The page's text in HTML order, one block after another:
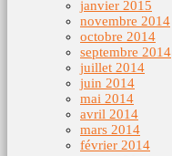
janvier 2015
novembre 2014
octobre 2014
septembre 2014
juillet 2014
juin 2014
mai 2014
avril 2014
mars 2014
février 2014